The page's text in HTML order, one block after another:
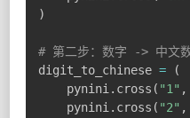
)
# 第二步：数字 -> 中文
digit_to_chinese =
(
    pynini
. cross ( "1" ,
    pynini
. cross ( "2" ,